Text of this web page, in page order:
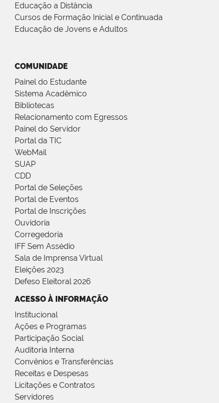
Educação a Distância
Cursos de Formação Inicial e Continuada
Educação de Jovens e Adultos
COMUNIDADE
Painel do Estudante
Sistema Acadêmico
Bibliotecas
Relacionamento com Egressos
Painel do Servidor
Portal da TIC
WebMail
SUAP
CDD
Portal de Seleções
Portal de Eventos
Portal de Inscrições
Ouvidoria
Corregedoria
IFF Sem Assédio
Sala de Imprensa Virtual
Eleições 2023
Defeso Eleitoral 2026
ACESSO À INFORMAÇÃO
Institucional
Ações e Programas
Participação Social
Auditoria Interna
Convênios e Transferências
Receitas e Despesas
Licitações e Contratos
Servidores